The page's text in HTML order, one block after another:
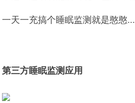
一天一充搞个睡眠监测就是憨憨...
第三方睡眠监测应用